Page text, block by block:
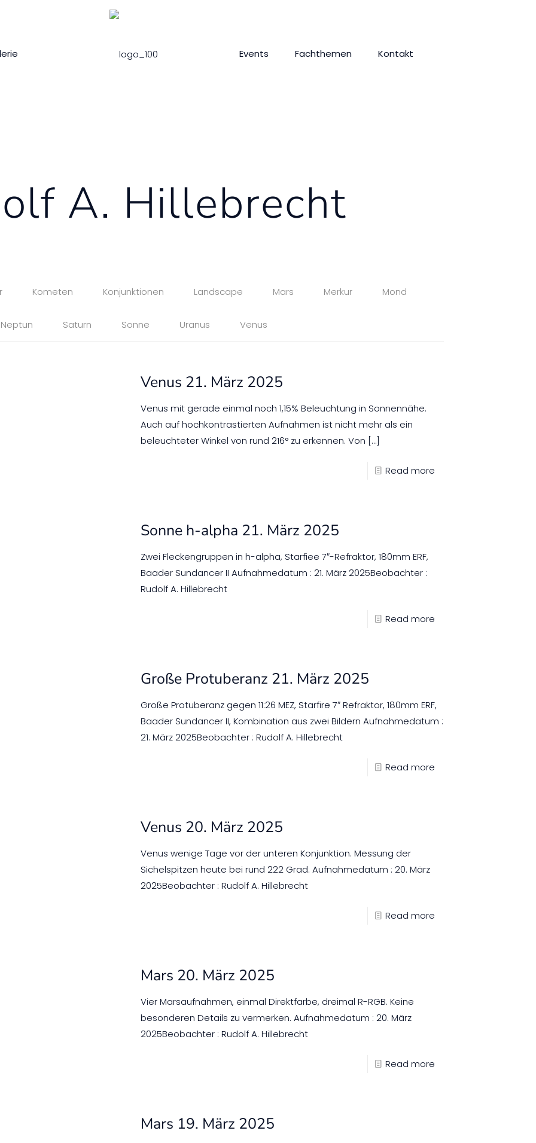
Events Fachthemen Kontakt
A. Hillebrecht
Kometen Konjunktionen Landscape Mars Merkur Mond
Neptun Saturn Sonne Uranus Venus
Venus 21. März 2025
Venus mit gerade einmal noch 1,15% Beleuchtung in Sonnennähe.
Auch auf hochkontrastierten Aufnahmen ist nicht mehr als ein
beleuchteter Winkel von rund 216° zu erkennen. Von […]
Read more
Sonne h-alpha 21. März 2025
Zwei Fleckengruppen in h-alpha, Starfiee 7″-Refraktor, 180mm ERF,
Baader Sundancer II Aufnahmedatum : 21. März 2025Beobachter :
Rudolf A. Hillebrecht
Read more
Große Protuberanz 21. März 2025
Große Protuberanz gegen 11:26 MEZ, Starfire 7″ Refraktor, 180mm ERF,
Baader Sundancer II, Kombination aus zwei Bildern Aufnahmedatum :
21. März 2025Beobachter : Rudolf A. Hillebrecht
Read more
Venus 20. März 2025
Venus wenige Tage vor der unteren Konjunktion. Messung der
Sichelspitzen heute bei rund 222 Grad. Aufnahmedatum : 20. März
2025Beobachter : Rudolf A. Hillebrecht
Read more
Mars 20. März 2025
Vier Marsaufnahmen, einmal Direktfarbe, dreimal R-RGB. Keine
besonderen Details zu vermerken. Aufnahmedatum : 20. März
2025Beobachter : Rudolf A. Hillebrecht
Read more
Mars 19. März 2025